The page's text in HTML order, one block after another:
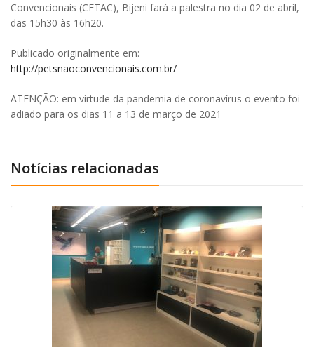
Convencionais (CETAC), Bijeni fará a palestra no dia 02 de abril,
das 15h30 às 16h20.
Publicado originalmente em:
http://petsnaoconvencionais.com.br/
ATENÇÃO: em virtude da pandemia de coronavírus o evento foi
adiado para os dias 11 a 13 de março de 2021
Notícias relacionadas